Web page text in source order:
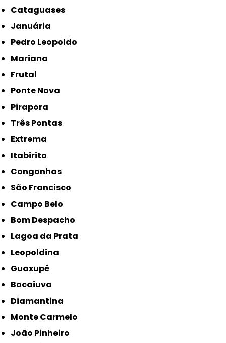
Cataguases
Januária
Pedro Leopoldo
Mariana
Frutal
Ponte Nova
Pirapora
Três Pontas
Extrema
Itabirito
Congonhas
São Francisco
Campo Belo
Bom Despacho
Lagoa da Prata
Leopoldina
Guaxupé
Bocaiuva
Diamantina
Monte Carmelo
João Pinheiro